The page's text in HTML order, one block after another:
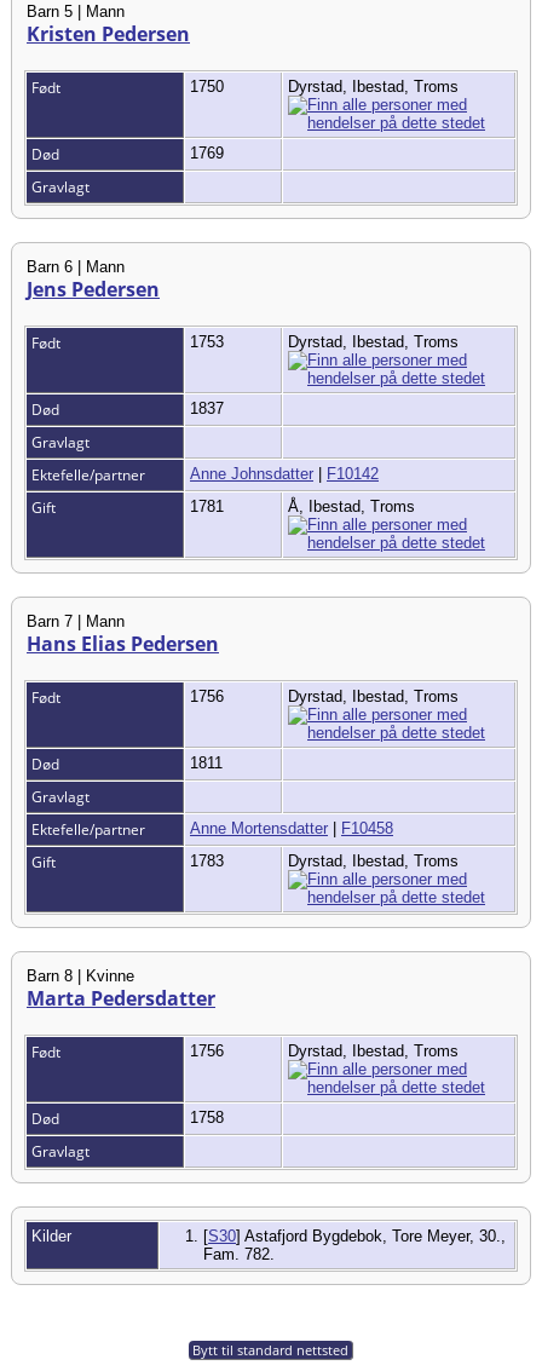
Barn 5 | Mann
Kristen Pedersen
Født 1750 Dyrstad, Ibestad, Troms
Død 1769
Gravlagt
Barn 6 | Mann
Jens Pedersen
Født 1753 Dyrstad, Ibestad, Troms
Død 1837
Gravlagt
Ektefelle/partner
Anne Johnsdatter | F10142
Gift 1781 Å, Ibestad, Troms
Barn 7 | Mann
Hans Elias Pedersen
Født 1756 Dyrstad, Ibestad, Troms
Død 1811
Gravlagt
Ektefelle/partner
Anne Mortensdatter | F10458
Gift 1783 Dyrstad, Ibestad, Troms
Barn 8 | Kvinne
Marta Pedersdatter
Født 1756 Dyrstad, Ibestad, Troms
Død 1758
Gravlagt
Kilder [S30] Astafjord Bygdebok, Tore Meyer, 30.,
Fam. 782.
Bytt til standard nettsted